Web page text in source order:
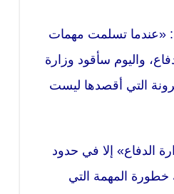
«عندما تسلمت مهمات
واليوم سأقود وزارة
التي أقصدها ليست
الدفاع» إلا في حدود
خطورة المهمة التي